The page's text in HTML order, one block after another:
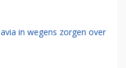
in wegens zorgen over